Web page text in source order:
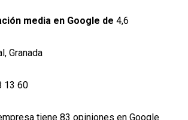
media en Google de 4,6
Granada
13 60
tiene 83 opiniones en Google